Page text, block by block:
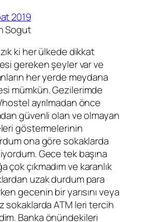
2019
Sogut
ki her ülkede dikkat
gereken şeyler var ve
her yerde meydana
mümkün. Gezilerimde
ayrılmadan önce
güvenli olan ve olmayan
göstermelerinin
ona göre sokaklarda
Gece tek başına
çok çıkmadım ve karanlık
uzak durdum para
gecenin bir yarısını veya
sokaklarda ATM leri tercih
Banka önündekileri